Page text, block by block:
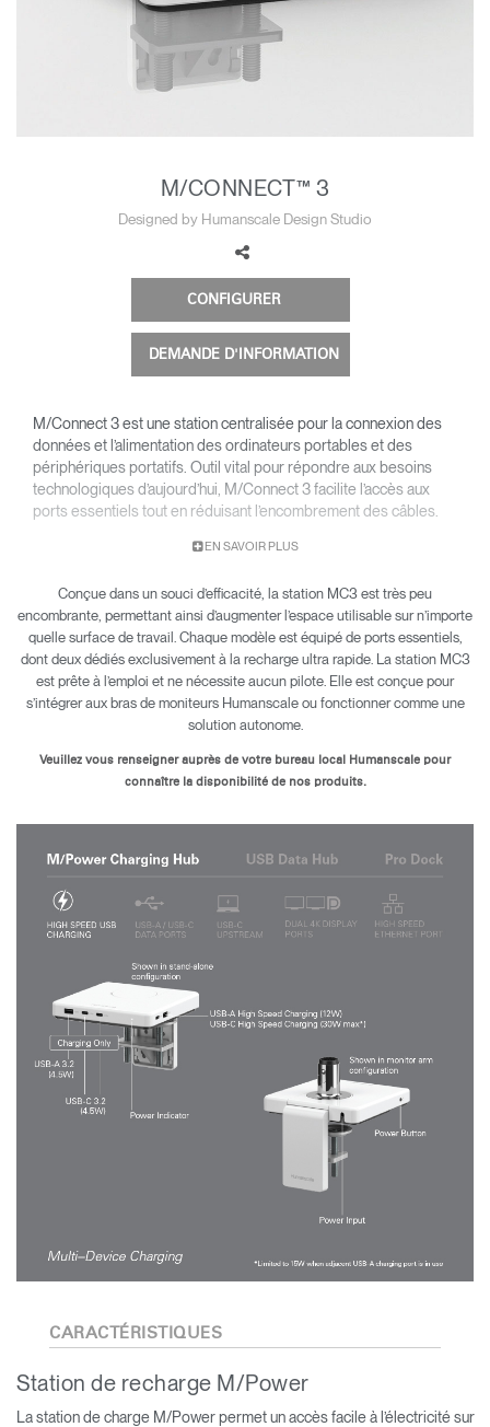
Opens
Linkedin
Opens
Instagram
Opens
to
Humanscale
Blog
to
to
YouTube
M/CONNECT™ 3
Designed by Humanscale Design Studio
CONFIGURER
DEMANDE D'INFORMATION
M/Connect 3 est une station centralisée pour la connexion des
données et l’alimentation des ordinateurs portables et des
périphériques portatifs. Outil vital pour répondre aux besoins
technologiques d’aujourd’hui, M/Connect 3 facilite l’accès aux
ports essentiels tout en réduisant l’encombrement des câbles.
facilement révisé en cas de besoin, mais aussi d’être mis à
tendances.
Disponible en trois modèles :
Station de recharge M/Power
Station de données USB
Station d’accueil Pro
EN SAVOIR PLUS
Conçue dans un souci d’efficacité, la station MC3 est très peu
encombrante, permettant ainsi d’augmenter l’espace utilisable sur n’importe
quelle surface de travail. Chaque modèle est équipé de ports essentiels,
dont deux dédiés exclusivement à la recharge ultra rapide. La station MC3
est prête à l’emploi et ne nécessite aucun pilote. Elle est conçue pour
s’intégrer aux bras de moniteurs Humanscale ou fonctionner comme une
solution autonome.
Veuillez vous renseigner auprès de votre bureau local Humanscale pour
connaître la disponibilité de nos produits.
CARACTÉRISTIQUES
Station de recharge M/Power
La station de charge M/Power permet un accès facile à l’électricité sur